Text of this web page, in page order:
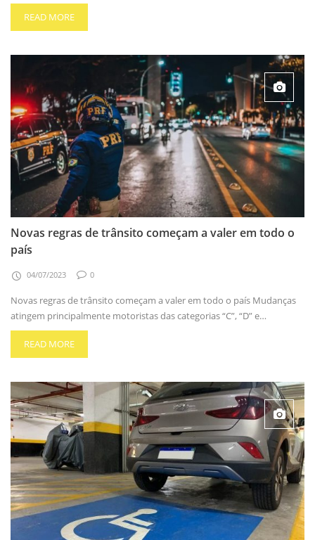
READ MORE
Novas regras de trânsito começam a valer em todo o
país
04/07/2023 0
Novas regras de trânsito começam a valer em todo o país Mudanças
atingem principalmente motoristas das categorias “C”, “D” e…
READ MORE